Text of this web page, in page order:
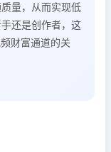
量，从而实现低
还是创作者，这
财富通道的关